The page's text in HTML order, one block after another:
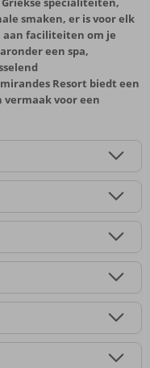
smaken, er is voor elk
aan faciliteiten om je
een spa,
Resort biedt een
voor een